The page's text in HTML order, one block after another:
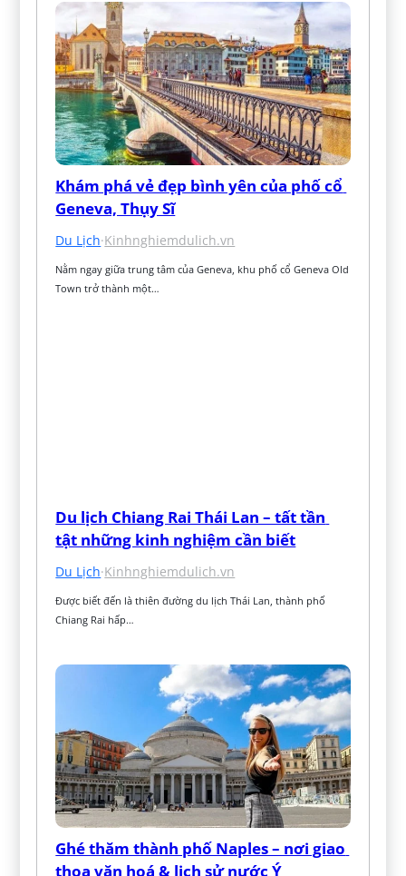
Khám phá vẻ đẹp bình yên của phố cổ
Geneva, Thụy Sĩ
Du Lịch·Kinhnghiemdulich.vn
Nằm ngay giữa trung tâm của Geneva, khu phố cổ Geneva Old
Town trở thành một…
Du lịch Chiang Rai Thái Lan – tất tần
tật những kinh nghiệm cần biết
Du Lịch·Kinhnghiemdulich.vn
Được biết đến là thiên đường du lịch Thái Lan, thành phố
Chiang Rai hấp…
Ghé thăm thành phố Naples – nơi giao
thoa văn hoá & lịch sử nước Ý